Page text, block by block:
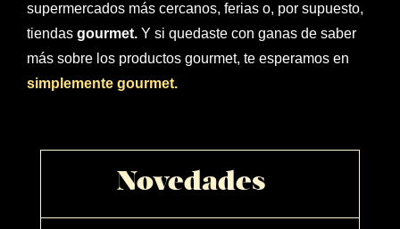
supermercados más cercanos, ferias o, por supuesto,
tiendas gourmet. Y si quedaste con ganas de saber
más sobre los productos gourmet, te esperamos en
simplemente gourmet.
Novedades